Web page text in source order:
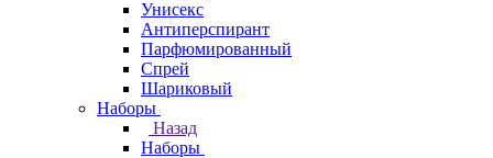
Унисекс
Антиперспирант
Парфюмированный
Спрей
Шариковый
Наборы
Назад
Наборы